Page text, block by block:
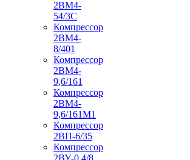
2ВМ4-
54/3С
Компрессор
2ВМ4-
8/401
Компрессор
2ВМ4-
9,6/161
Компрессор
2ВМ4-
9,6/161М1
Компрессор
2ВП-6/35
Компрессор
2ВУ-0,4/8